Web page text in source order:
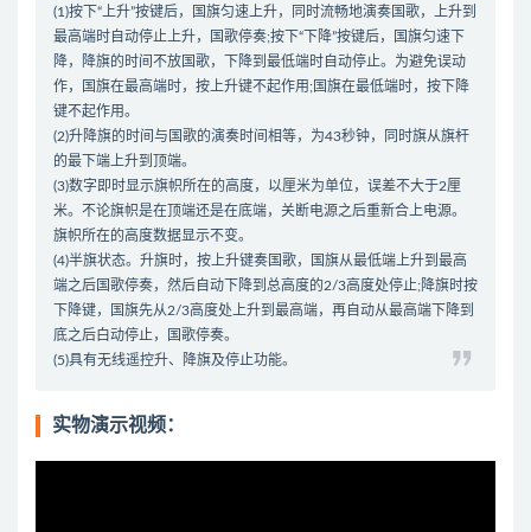
(1)按下“上升”按键后，国旗匀速上升，同时流畅地演奏国歌，上升到
最高端时自动停止上升，国歌停奏;按下“下降”按键后，国旗匀速下
降，降旗的时间不放国歌，下降到最低端时自动停止。为避免误动
作，国旗在最高端时，按上升键不起作用;国旗在最低端时，按下降
键不起作用。
(2)升降旗的时间与国歌的演奏时间相等，为43秒钟，同时旗从旗杆
的最下端上升到顶端。
(3)数字即时显示旗帜所在的高度，以厘米为单位，误差不大于2厘
米。不论旗帜是在顶端还是在底端，关断电源之后重新合上电源。
旗帜所在的高度数据显示不变。
(4)半旗状态。升旗时，按上升键奏国歌，国旗从最低端上升到最高
端之后国歌停奏，然后自动下降到总高度的2/3高度处停止;降旗时按
下降键，国旗先从2/3高度处上升到最高端，再自动从最高端下降到
底之后白动停止，国歌停奏。
(5)具有无线遥控升、降旗及停止功能。
实物演示视频：